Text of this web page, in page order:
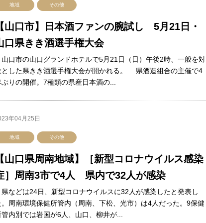
地域 その他
山口市】日本酒ファンの腕試し 5月21日・
口県きき酒選手権大会
口市の山口グランドホテルで5月21日（日）午後2時、一般を対
とした県きき酒選手権大会が開かれる。 県酒造組合の主催で4
りの開催。7種類の県産日本酒の...
年04月25日
地域 その他
山口県周南地域】［新型コロナウイルス感染
］周南3市で4人 県内で32人が感染
などは24日、新型コロナウイルスに32人が感染したと発表し
。周南環境保健所管内（周南、下松、光市）は4人だった。9保健
内別では岩国が6人、山口、柳井が...